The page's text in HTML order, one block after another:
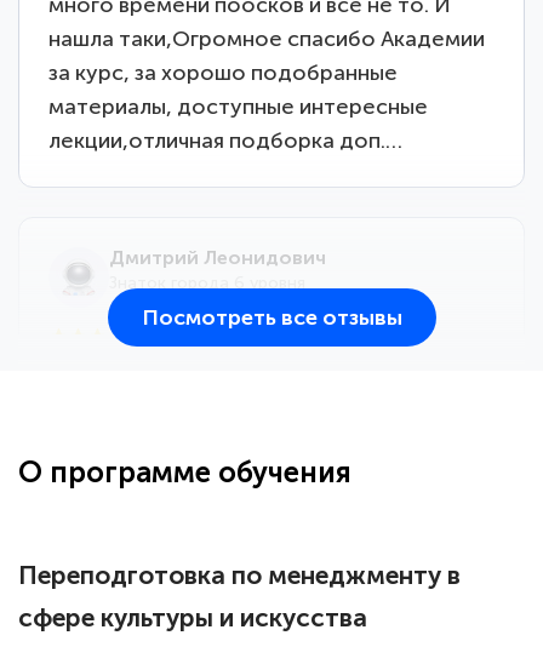
нашла таки,Огромное спасибо Академии
за курс, за хорошо подобранные
материалы, доступные интересные
лекции,отличная подборка доп.…
Дмитрий Леонидович
большое количество методических
Посмотреть все отзывы
О программе обучения
Переподготовка по менеджменту в
сфере культуры и искусства